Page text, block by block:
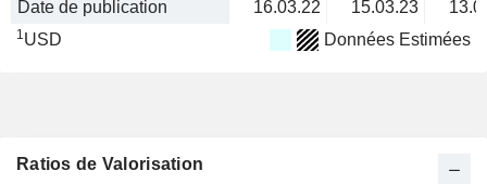
Date de publication
16.03.22 15.03.23
1USD Données Estimées
Ratios de Valorisation